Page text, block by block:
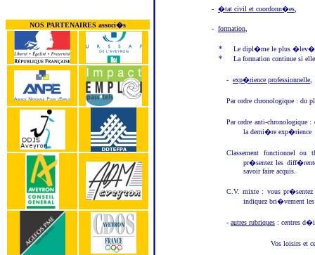
NOS PARTENAIRES associ�s
- �tat civil et coordonn�es
- formation
*
Le dipl�me le plus �lev�
*
La formation continue si
- exp�rience professionnelle
Par ordre chronologique : du
Par ordre anti-chronologique :
la derni�re exp�rience
Classement fonctionnel ou
pr�sentez les
savoir faire acquis.
C.V. mixte : vous
indiquez bri�vement les
- autres rubriques : centres
Vos loisirs et